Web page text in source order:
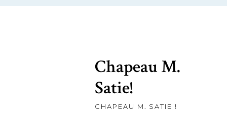
Chapeau M.
Satie!
CHAPEAU M. SATIE !